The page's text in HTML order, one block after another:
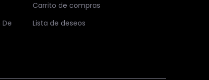
Carrito de compras
Lista de deseos